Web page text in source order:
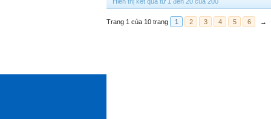
Trang 1 của 10 trang 1 2 3 4 5 6 →